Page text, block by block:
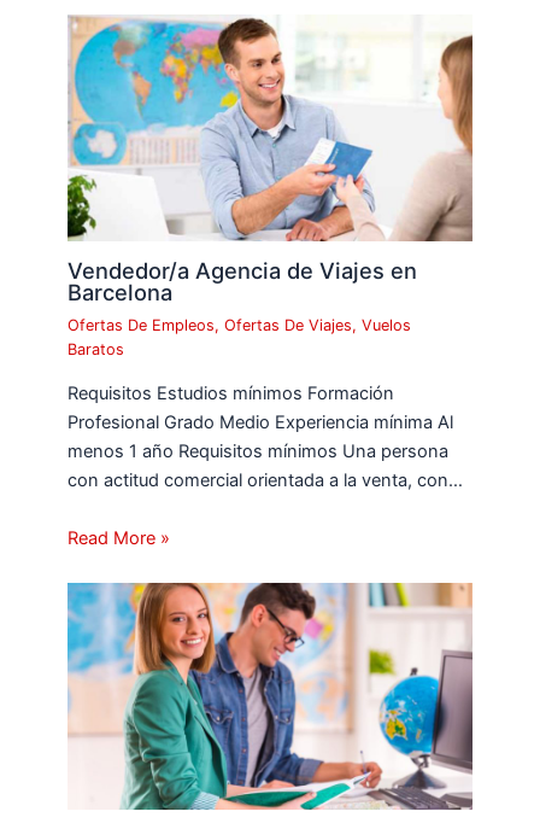
Vendedor/a Agencia de Viajes en
Barcelona
Ofertas De Empleos,Ofertas De Viajes,Vuelos
Baratos
Requisitos Estudios mínimos Formación
Profesional Grado Medio Experiencia mínima Al
menos 1 año Requisitos mínimos Una persona
con actitud comercial orientada a la venta, con…
Read More »